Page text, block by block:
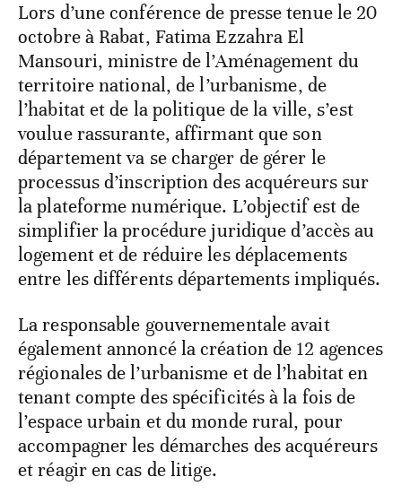
Lors d’une conférence de presse tenue le 20
octobre à Rabat, Fatima Ezzahra El
Mansouri, ministre de l’Aménagement du
territoire national, de l’urbanisme, de
l’habitat et de la politique de la ville, s’est
voulue rassurante, affirmant que son
département va se charger de gérer le
processus d’inscription des acquéreurs sur
la plateforme numérique. L’objectif est de
simplifier la procédure juridique d’accès au
logement et de réduire les déplacements
entre les différents départements impliqués.
La responsable gouvernementale avait
également annoncé la création de 12 agences
régionales de l’urbanisme et de l’habitat en
tenant compte des spécificités à la fois de
l’espace urbain et du monde rural, pour
accompagner les démarches des acquéreurs
et réagir en cas de litige.